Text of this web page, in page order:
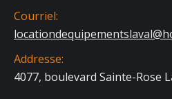
Courriel:
Addresse:
4077, boulevard Sainte-Rose